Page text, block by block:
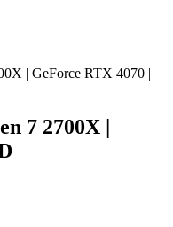
| GeForce RTX 4070 |
7 2700X |